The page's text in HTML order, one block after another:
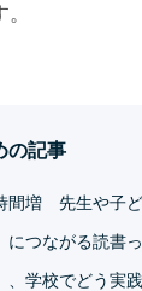
の記事
間増 先生や子
につながる読書
、学校でどう実